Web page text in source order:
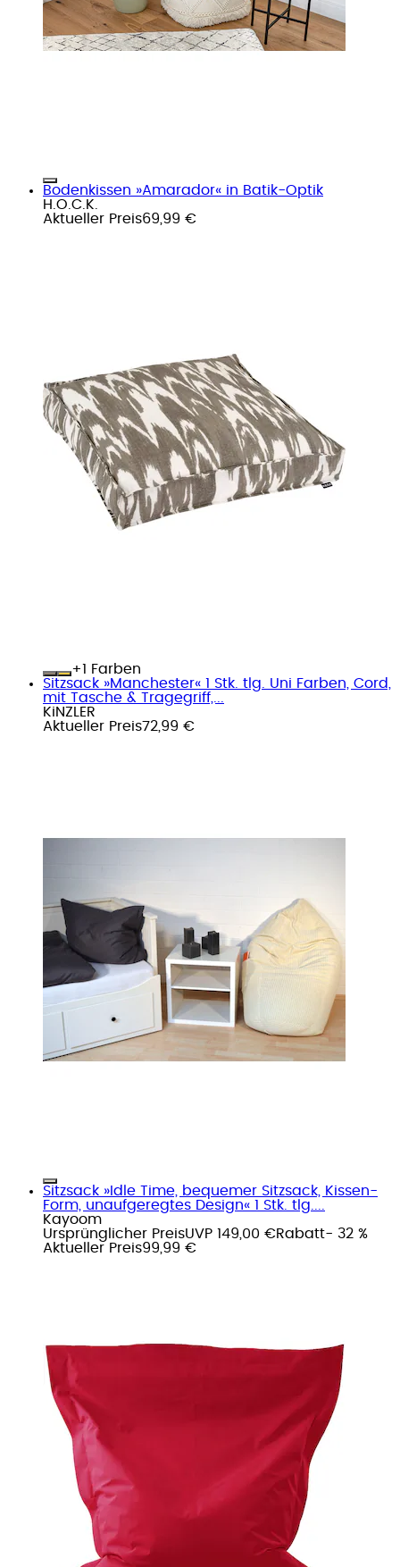
Bodenkissen »Amarador« in Batik-Optik
H.O.C.K.
Aktueller Preis69,99 €
+
Farben
Sitzsack »Manchester« 1 Stk. tlg. Uni Farben, Cord,
mit Tasche & Tragegriff,...
KiNZLER
Aktueller Preis72,99 €
Sitzsack »Idle Time, bequemer Sitzsack, Kissen-
Form, unaufgeregtes Design« 1 Stk. tlg....
Kayoom
Ursprünglicher PreisUVP 149,00 €Rabatt- 32 %
Aktueller Preis99,99 €